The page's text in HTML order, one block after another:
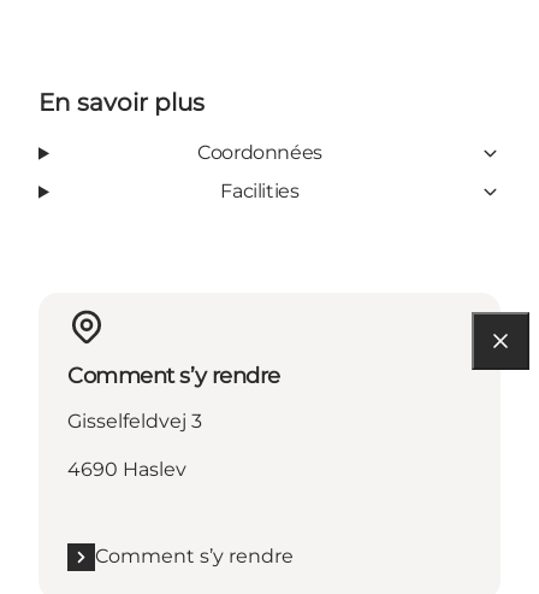
En savoir plus
Coordonnées
Facilities
Comment s’y rendre
Gisselfeldvej 3
4690 Haslev
Comment s’y rendre